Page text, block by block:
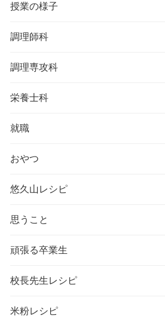
授業の様子
調理師科
調理専攻科
栄養士科
就職
おやつ
悠久山レシピ
思うこと
頑張る卒業生
校長先生レシピ
米粉レシピ